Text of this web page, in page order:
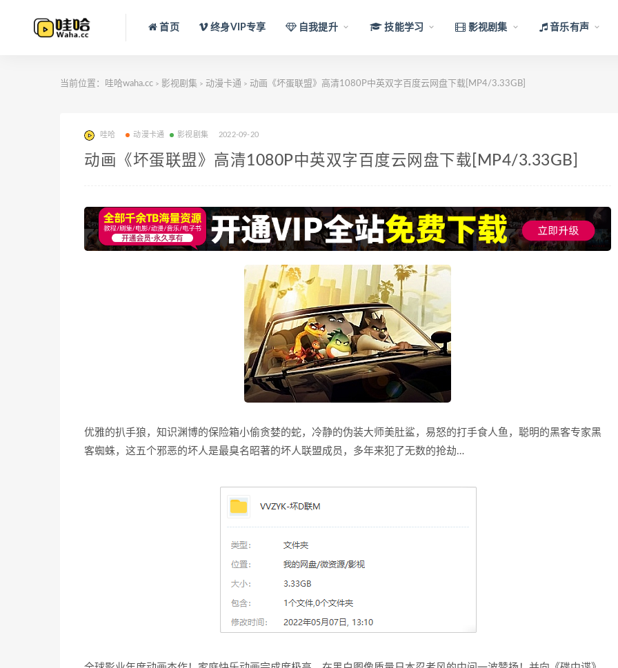
首页 终身VIP专享 自我提升 技能学习 影视剧集 音乐有声
当前位置： 哇哈waha.cc > 影视剧集 > 动漫卡通 > 动画《坏蛋联盟》高清1080P中英双字百度云网盘下载[MP4/3.33GB]
哇哈 动漫卡通 影视剧集 2022-09-20
动画《坏蛋联盟》高清1080P中英双字百度云网盘下载[MP4/3.33GB]
优雅的扒手狼，知识渊博的保险箱小偷贪婪的蛇，冷静的伪装大师美肚鲨，易怒的打手食人鱼，聪明的黑客专家黑
客蜘蛛，这五个邪恶的坏人是最臭名昭著的坏人联盟成员，多年来犯了无数的抢劫…